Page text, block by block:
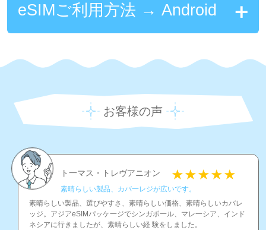
eSIMご利用方法 → Android
お客様の声
ト一マス・トレヴアニオン
素晴らしい製品、カバ一レジが広いです。
素晴らしい製品、選びやすさ、素晴らしい価格、素晴らしいカバレ
ッジ。アジアeSIMパッケ一ジでシンガポ一ル、マレ一シア、インド
ネシアに行きましたが、素晴らしい経 験をしました。